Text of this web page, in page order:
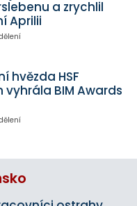
a zrychlil
Aprilii
hvězda HSF
vyhrála BIM Awards